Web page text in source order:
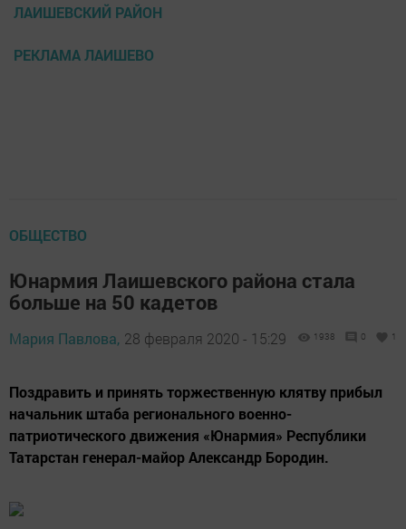
ЛАИШЕВСКИЙ РАЙОН
РЕКЛАМА ЛАИШЕВО
ОБЩЕСТВО
Юнармия Лаишевского района стала
больше на 50 кадетов
Мария Павлова, 28 февраля 2020 - 15:29 1938 0 1
Поздравить и принять торжественную клятву прибыл
начальник штаба регионального военно-
патриотического движения «Юнармия» Республики
Татарстан генерал-майор Александр Бородин.